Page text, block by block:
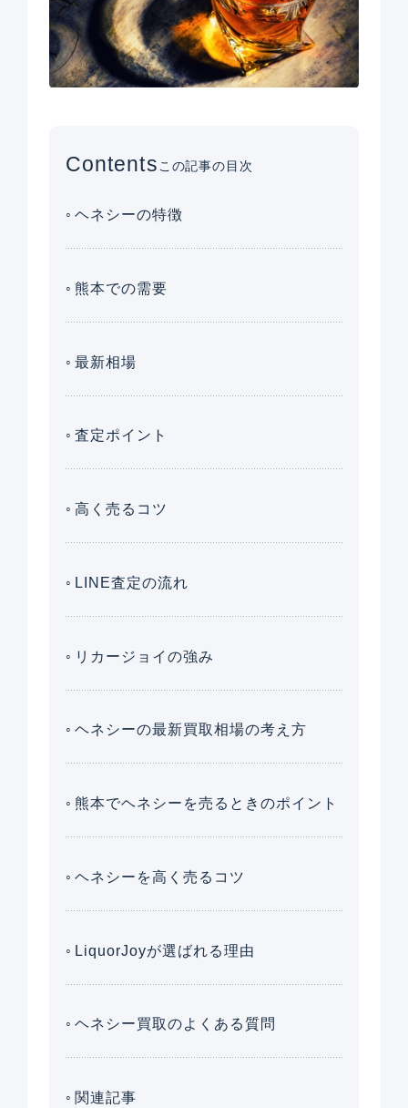
Contentsこの記事の目次
ヘネシーの特徴
熊本での需要
最新相場
査定ポイント
高く売るコツ
LINE査定の流れ
リカージョイの強み
ヘネシーの最新買取相場の考え方
熊本でヘネシーを売るときのポイント
ヘネシーを高く売るコツ
LiquorJoyが選ばれる理由
ヘネシー買取のよくある質問
関連記事